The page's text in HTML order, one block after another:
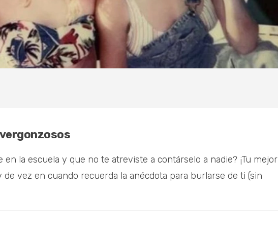
la escuela y que no te atreviste a contárselo a nadie? ¡Tu mejor
de vez en cuando recuerda la anécdota para burlarse de ti (sin